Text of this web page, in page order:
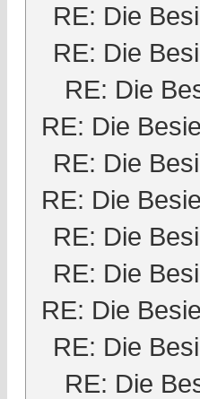
RE: Die
RE: Die
RE: Die
RE: Die
RE: Die
RE: Die
RE: Die
RE: Die
RE: Die
RE: Die
RE: Die